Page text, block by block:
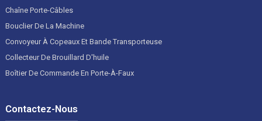
Chaîne Porte-Câbles
Bouclier De La Machine
Convoyeur À Copeaux Et Bande Transporteuse
Collecteur De Brouillard D'huile
Boîtier De Commande En Porte-À-Faux
Contactez-Nous